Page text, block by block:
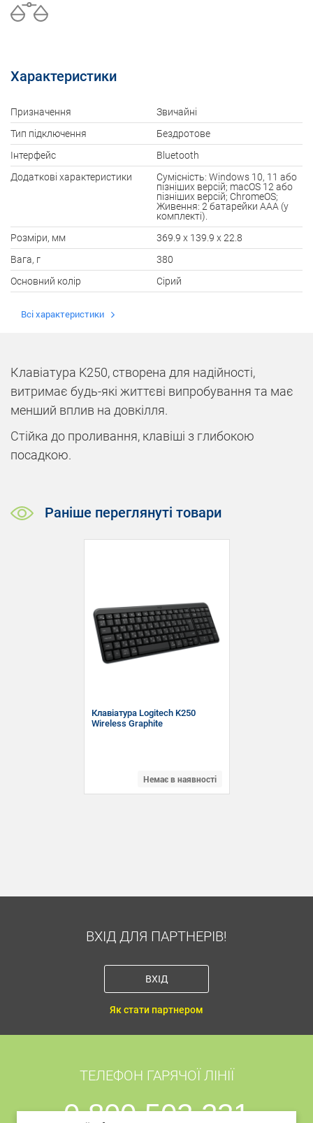
Характеристики
Призначення
Звичайні
Тип підключення
Бездротове
Інтерфейс
Bluetooth
Додаткові характеристики
Сумісність: Windows 10, 11 або
пізніших версій; macOS 12 або
пізніших версій; ChromeOS;
Живення: 2 батарейки AAA (у
комплекті).
Розміри, мм
369.9 x 139.9 x 22.8
Вага, г
380
Основний колір
Сірий
Всі характеристики
Клавіатура K250, створена для надійності,
витримає будь-які життєві випробування та має
менший вплив на довкілля.
Стійка до проливання, клавіші з глибокою
посадкою.
Раніше переглянуті товари
Клавіатура Logitech K250
Wireless Graphite
Немає в наявності
ВХІД ДЛЯ ПАРТНЕРІВ!
ВХІД
Як стати партнером
ТЕЛЕФОН ГАРЯЧОЇ ЛІНІЇ
0 800 502 231